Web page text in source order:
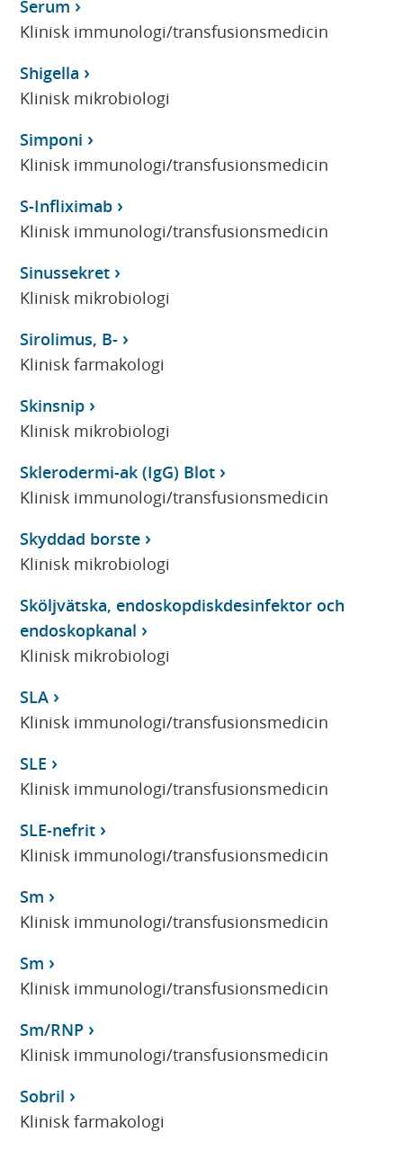
Serum
Klinisk immunologi/transfusionsmedicin
Shigella
Klinisk mikrobiologi
Simponi
Klinisk immunologi/transfusionsmedicin
S-Infliximab
Klinisk immunologi/transfusionsmedicin
Sinussekret
Klinisk mikrobiologi
Sirolimus, B-
Klinisk farmakologi
Skinsnip
Klinisk mikrobiologi
Sklerodermi-ak (IgG) Blot
Klinisk immunologi/transfusionsmedicin
Skyddad borste
Klinisk mikrobiologi
Sköljvätska, endoskopdiskdesinfektor och
endoskopkanal
Klinisk mikrobiologi
SLA
Klinisk immunologi/transfusionsmedicin
SLE
Klinisk immunologi/transfusionsmedicin
SLE-nefrit
Klinisk immunologi/transfusionsmedicin
Sm
Klinisk immunologi/transfusionsmedicin
Sm
Klinisk immunologi/transfusionsmedicin
Sm/RNP
Klinisk immunologi/transfusionsmedicin
Sobril
Klinisk farmakologi